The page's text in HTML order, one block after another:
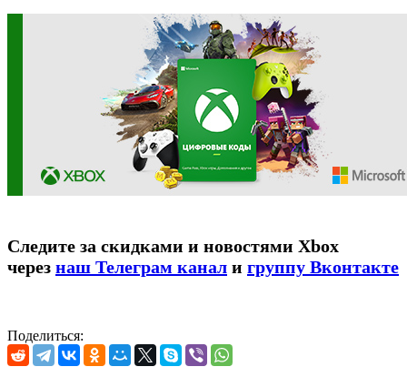
Следите за скидками и новостями Xbox
через наш Телеграм канал и группу Вконтакте
Поделиться: